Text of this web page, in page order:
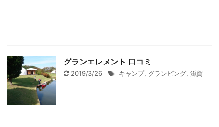
グランエレメント 口コミ
2019/3/26 キャンプ, グランピング, 滋賀